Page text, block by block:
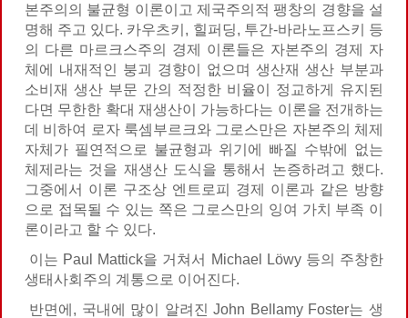
본주의의 불균형 이론이고 제국주의적 팽창의 경향을 설
명해 주고 있다. 카우츠키, 힐퍼딩, 투간-바라노프스키 등
의 다른 마르크스주의 경제 이론들은 자본주의 경제 자
체에 내재적인 붕괴 경향이 없으며 생산재 생산 부분과
소비재 생산 부문 간의 적정한 비율이 정교하게 유지된
다면 무한한 확대 재생산이 가능하다는 이론을 전개하는
데 비하여 로자 룩셈부르크와 그로스만은 자본주의 체제
자체가 필연적으로 불균형과 위기에 빠질 수밖에 없는
체제라는 것을 재생산 도식을 통해서 논증하려고 했다.
그중에서 이론 구조상 엔트로피 경제 이론과 같은 방향
으로 접목될 수 있는 쪽은 그로스만의 잉여 가치 부족 이
론이라고 할 수 있다.
이는 Paul Mattick을 거쳐서 Michael Löwy 등의 주창한
생태사회주의 계통으로 이어진다.
반면에, 국내에 많이 알려진 John Bellamy Foster는 생